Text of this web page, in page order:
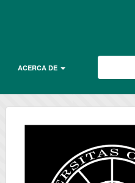
ACERCA DE
universidad